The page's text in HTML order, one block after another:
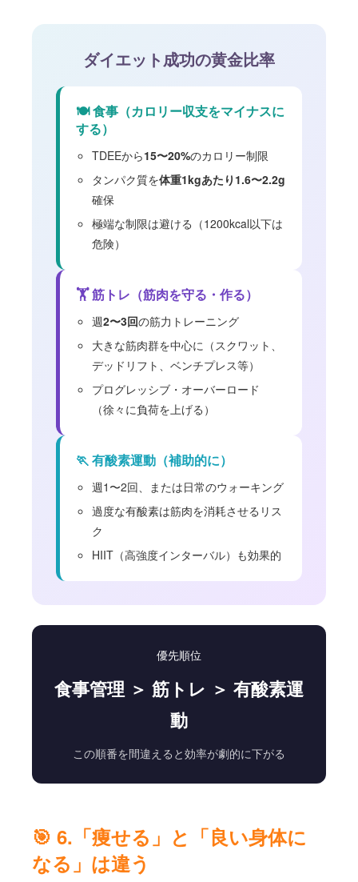
ダイエット成功の黄金比率
🍽️ 食事（カロリー収支をマイナスに
する）
TDEEから15〜20%のカロリー制限
タンパク質を体重1kgあたり1.6〜2.2g
確保
極端な制限は避ける（1200kcal以下は
危険）
🏋️ 筋トレ（筋肉を守る・作る）
週2〜3回の筋力トレーニング
大きな筋肉群を中心に（スクワット、
デッドリフト、ベンチプレス等）
プログレッシブ・オーバーロード
（徐々に負荷を上げる）
🏃 有酸素運動（補助的に）
週1〜2回、または日常のウォーキング
過度な有酸素は筋肉を消耗させるリス
ク
HIIT（高強度インターバル）も効果的
優先順位
食事管理 ＞ 筋トレ ＞ 有酸素運
動
この順番を間違えると効率が劇的に下がる
🎯 6.「痩せる」と「良い身体に
なる」は違う